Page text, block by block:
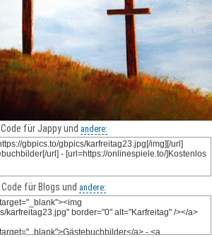
Code für Jappy und andere:
Code für Blogs und andere: